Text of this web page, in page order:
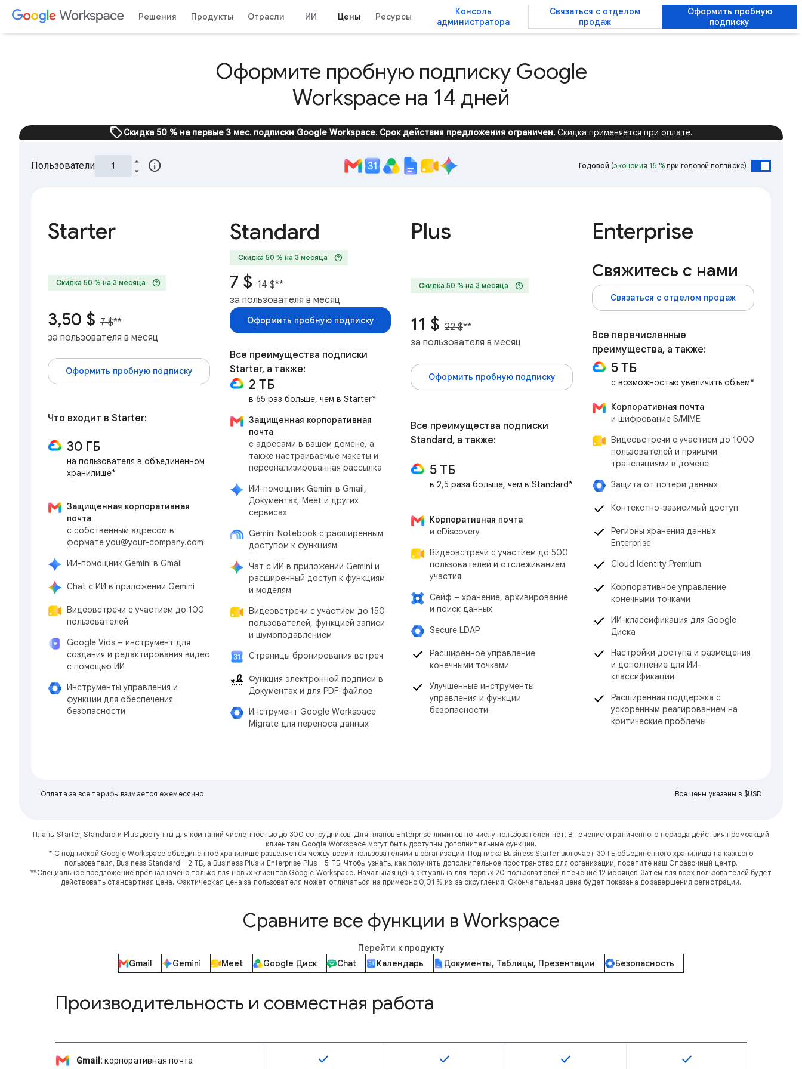
Решения Продукты Отрасли ИИ Цены Ресурсы
Консоль
администратора
Связаться с отделом
продаж
Оформить пробную
подписку
Оформите пробную подписку Google
Workspace на 14 дней
sellСкидка 50 % на первые 3 мес. подписки Google Workspace. Срок действия предложения ограничен. Скидка применяется при оплате.
Пользователи info Годовой (экономия 16 %при годовой подписке)
Starter
Скидка 50 % на 3 месяца help
3,50 $ 7 $**
за пользователя в месяц
Оформить пробную подписку
Что входит в Starter:
30 ГБ
на пользователя в объединенном
хранилище*
Защищенная корпоративная
почта
с собственным адресом в
формате you@your-company.com
ИИ-помощник Gemini в Gmail
Chat с ИИ в приложении Gemini
Видеовстречи с участием до 100
пользователей
Google Vids – инструмент для
создания и редактирования видео
с помощью ИИ
Инструменты управления и
функции для обеспечения
безопасности
Standard
Скидка 50 % на 3 месяца help
7 $ 14 $**
за пользователя в месяц
Оформить пробную подписку
Все преимущества подписки
Starter, а также:
2 ТБ
в 65 раз больше, чем в Starter*
Защищенная корпоративная
почта
с адресами в вашем домене, а
также настраиваемые макеты и
персонализированная рассылка
ИИ-помощник Gemini в Gmail,
Документах, Meet и других
сервисах
Gemini Notebook с расширенным
доступом к функциям
Чат с ИИ в приложении Gemini и
расширенный доступ к функциям
и моделям
Видеовстречи с участием до 150
пользователей, функцией записи
и шумоподавлением
Страницы бронирования встреч
Функция электронной подписи в
Документах и для PDF-файлов
Инструмент Google Workspace
Migrate для переноса данных
Plus
Скидка 50 % на 3 месяца help
11 $ 22 $**
за пользователя в месяц
Оформить пробную подписку
Все преимущества подписки
Standard, а также:
5 ТБ
в 2,5 раза больше, чем в Standard*
Корпоративная почта
и eDiscovery
Видеовстречи с участием до 500
пользователей и отслеживанием
участия
Сейф – хранение, архивирование
и поиск данных
Secure LDAP
Расширенное управление
конечными точками
Улучшенные инструменты
управления и функции
безопасности
Enterprise
Свяжитесь с нами
Связаться с отделом продаж
Все перечисленные
преимущества, а также:
5 ТБ
с возможностью увеличить объем*
Корпоративная почта
и шифрование S/MIME
Видеовстречи с участием до 1000
пользователей и прямыми
трансляциями в домене
Защита от потери данных
Контекстно-зависимый доступ
Регионы хранения данных
Enterprise
Cloud Identity Premium
Корпоративное управление
конечными точками
ИИ-классификация для Google
Диска
Настройки доступа и размещения
и дополнение для ИИ-
классификации
Расширенная поддержка с
ускоренным реагированием на
критические проблемы
Оплата за все тарифы взимается ежемесячно Все цены указаны в $USD
Планы Starter, Standard и Plus доступны для компаний численностью до 300 сотрудников. Для планов Enterprise лимитов по числу пользователей нет. В течение ограниченного периода действия промоакций
клиентам Google Workspace могут быть доступны дополнительные функции.
* С подпиской Google Workspace объединенное хранилище разделяется между всеми пользователями в организации. Подписка Business Starter включает 30 ГБ объединенного хранилища на каждого
пользователя, Business Standard – 2 ТБ, а Business Plus и Enterprise Plus – 5 ТБ. Чтобы узнать, как получить дополнительное пространство для организации, посетите наш Справочный центр.
**Специальное предложение предназначено только для новых клиентов Google Workspace. Начальная цена актуальна для первых 20 пользователей в течение 12 месяцев. Затем для всех пользователей будет
действовать стандартная цена. Фактическая цена за пользователя может отличаться на примерно 0,01 % из-за округления. Окончательная цена будет показана до завершения регистрации.
Сравните все функции в Workspace
Перейти к продукту
Gmail
Gemini Meet Google Диск Chat Календарь Документы, Таблицы, Презентации Безопасность
Производительность и совместная работа
Gmail: корпоративная почта Эта возможность доступна для SKU
check Эта возможность доступна для SKU
check Эта возможность доступна для SKU
check Эта возможность
check